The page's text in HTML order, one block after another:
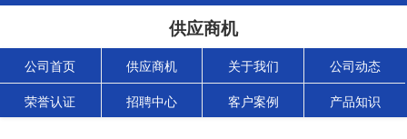
供应商机
公司首页 供应商机 关于我们 公司动态
荣誉认证 招聘中心 客户案例 产品知识